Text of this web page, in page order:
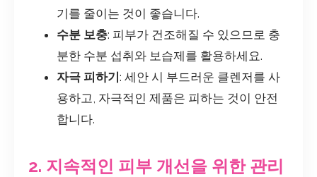
기를 줄이는 것이 좋습니다.
수분 보충: 피부가 건조해질 수 있으므로 충
분한 수분 섭취와 보습제를 활용하세요.
자극 피하기: 세안 시 부드러운 클렌저를 사
용하고, 자극적인 제품은 피하는 것이 안전
합니다.
2. 지속적인 피부 개선을 위한 관리